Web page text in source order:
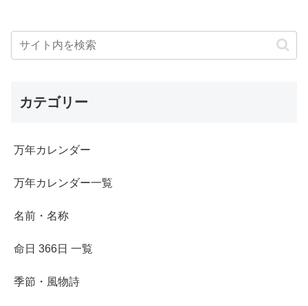
カテゴリー
万年カレンダー
万年カレンダー一覧
名前・名称
命日 366日 一覧
季節・風物詩